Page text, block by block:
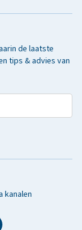
de laatste
tips & advies van
kanalen